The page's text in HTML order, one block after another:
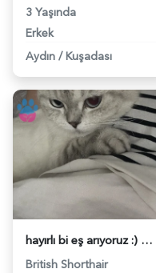
3 Yaşında
Erkek
Aydın / Kuşadası
hayırlı bi eş arıyoruz :) - 118980128
British Shorthair